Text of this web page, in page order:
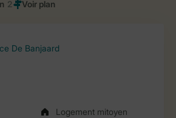
2
De Banjaard
Logement mitoyen